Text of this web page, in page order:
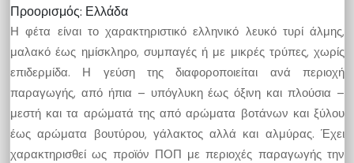
Προορισμός: Ελλάδα
Η φέτα είναι το χαρακτηριστικό ελληνικό λευκό τυρί άλμης,
μαλακό έως ημίσκληρο, συμπαγές ή με μικρές τρύπες, χωρίς
επιδερμίδα. Η γεύση της διαφοροποιείται ανά περιοχή
παραγωγής, από ήπια – υπόγλυκη έως όξινη και πλούσια –
μεστή και τα αρώματά της από αρώματα βοτάνων και ξύλου
έως αρώματα βουτύρου, γάλακτος αλλά και αλμύρας. Έχει
χαρακτηρισθεί ως προϊόν ΠΟΠ με περιοχές παραγωγής την